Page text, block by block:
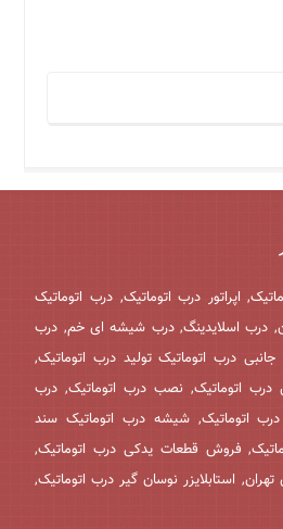
اپراتور درب اتوماتیک, درب اتوماتیک
درب اسلایدینگ, درب شیشه ای خم, درب
درب اتوماتیک تولید درب اتوماتیک,
اتوماتیک, نصب درب اتوماتیک, درب
اتوماتیک, شیشه درب اتوماتیک سند
فروش قطعات یدکی درب اتوماتیک,
استابلایزر نوسان گیر درب اتوماتیک,